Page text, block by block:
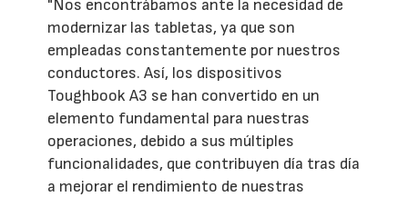
"Nos encontrábamos ante la necesidad de
modernizar las tabletas, ya que son
empleadas constantemente por nuestros
conductores. Así, los dispositivos
Toughbook A3 se han convertido en un
elemento fundamental para nuestras
operaciones, debido a sus múltiples
funcionalidades, que contribuyen día tras día
a mejorar el rendimiento de nuestras